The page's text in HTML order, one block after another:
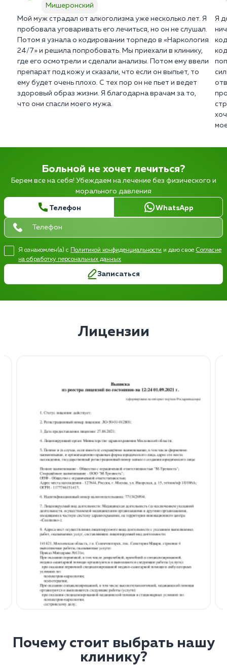
Мишеронский
Мой муж страдал от алкоголизма уже несколько лет. Я
пробовала уговаривать его лечиться, но он не слушал.
Потом я узнала о кодировании торпедо в «Наркология
24/7» и решила попробовать. Мы приехали в клинику,
где его осмотрели и сделали анализы. Потом ему ввели
препарат под кожу и сказали, что если он выпьет, то
ему будет очень плохо. С тех пор он не пьет и ведет
здоровый образ жизни. Я благодарна врачам за то,
что они спасли моего мужа.
Я
Больной не хочет лечиться?
Берем все на себя! Убеждаем на лечение без физического и
морального давления
Телефон WhatsApp
Я ознакомлен(а) с Политикой конфиденциальности и даю свое Согласие
на обработку персональных данных
Записаться
Лицензии
Почему стоит выбрать нашу
клинику?